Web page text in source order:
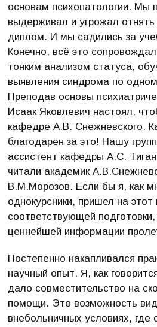
основам психопатологии. Мы
выдерживал и угрожал
диплом. И мы садились за
Конечно, всё это
тонким анализом статуса,
выявления синдрома по
Преподав основы
Исаак Яковлевич настоял,
кафедре А.В. Снежневского.
благодарен за это! Нашу
ассистент кафедры А.С.
читали академик
В.М.Морозов. Если бы я, как
однокурсники, пришел на этот
соответствующей
ценнейшей информации
Постепенно накапливался
научный опыт. Я, как
дало совместительство на
помощи. Это возможность
внебольничных условиях, где